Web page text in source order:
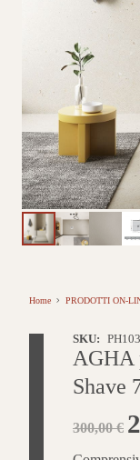
Home PRODOTTI ON-
SKU:
AGHA
Shave
300,00€
Il